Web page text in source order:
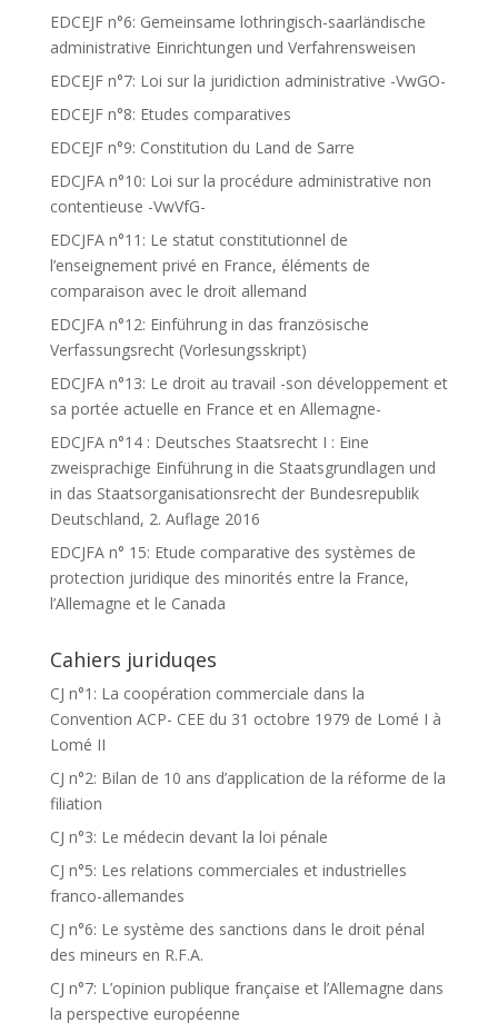
EDCEJF n°6: Gemeinsame lothringisch-saarländische
administrative Einrichtungen und Verfahrensweisen
EDCEJF n°7: Loi sur la juridiction administrative -VwGO-
EDCEJF n°8: Etudes comparatives
EDCEJF n°9: Constitution du Land de Sarre
EDCJFA n°10: Loi sur la procédure administrative non
contentieuse -VwVfG-
EDCJFA n°11: Le statut constitutionnel de
l’enseignement privé en France, éléments de
comparaison avec le droit allemand
EDCJFA n°12: Einführung in das französische
Verfassungsrecht (Vorlesungsskript)
EDCJFA n°13: Le droit au travail -son développement et
sa portée actuelle en France et en Allemagne-
EDCJFA n°14 : Deutsches Staatsrecht I : Eine
zweisprachige Einführung in die Staatsgrundlagen und
in das Staatsorganisationsrecht der Bundesrepublik
Deutschland, 2. Auflage 2016
EDCJFA n° 15: Etude comparative des systèmes de
protection juridique des minorités entre la France,
l’Allemagne et le Canada
Cahiers juriduqes
CJ n°1: La coopération commerciale dans la
Convention ACP- CEE du 31 octobre 1979 de Lomé I à
Lomé II
CJ n°2: Bilan de 10 ans d’application de la réforme de la
filiation
CJ n°3: Le médecin devant la loi pénale
CJ n°5: Les relations commerciales et industrielles
franco-allemandes
CJ n°6: Le système des sanctions dans le droit pénal
des mineurs en R.F.A.
CJ n°7: L’opinion publique française et l’Allemagne dans
la perspective européenne